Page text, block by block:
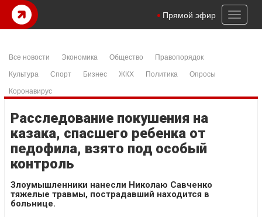
Toggle
Прямой эфир
Все новости Экономика Общество
Правопорядок
Культура
Спорт Бизнес ЖКХ Политика
Опросы
Коронавирус
Расследование покушения на
казака, спасшего ребенка от
педофила, взято под особый
контроль
Злоумышленники нанесли Николаю Савченко
тяжелые травмы, пострадавший находится в
больнице.